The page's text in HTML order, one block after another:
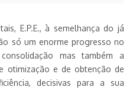
E.P.E., à semelhança do já
só um enorme progresso no
mas também a
otimização e de obtenção de
decisivas para a sua